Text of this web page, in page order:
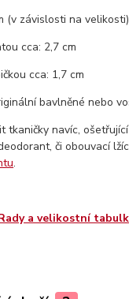
(v závislosti na velikosti)
cca: 2,7 cm
cca: 1,7 cm
bavlněné nebo
tkaničky navíc,
či obouvací
.
a velikostní